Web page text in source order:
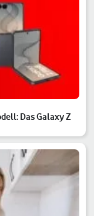
Das Galaxy Z